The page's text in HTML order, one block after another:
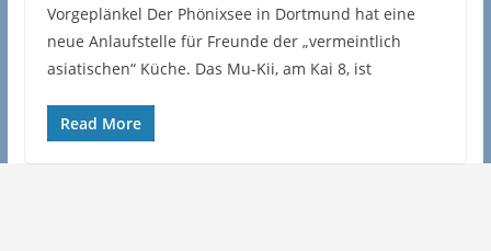
Vorgeplänkel Der Phönixsee in Dortmund hat eine
neue Anlaufstelle für Freunde der „vermeintlich
asiatischen“ Küche. Das Mu-Kii, am Kai 8, ist
Read More